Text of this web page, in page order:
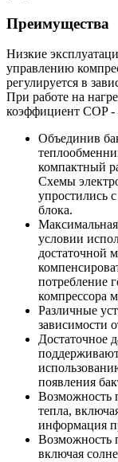
Преимущества
Низкие
управлению
регулируется в
При работе на
коэффициент COP
Объединив
компактный
Схемы
упростились
блока.
условии
достаточной
потребление
компрессора
Различные
зависимости
Достаточное
появления
Возможность
тепла,
информация
Возможность
включая